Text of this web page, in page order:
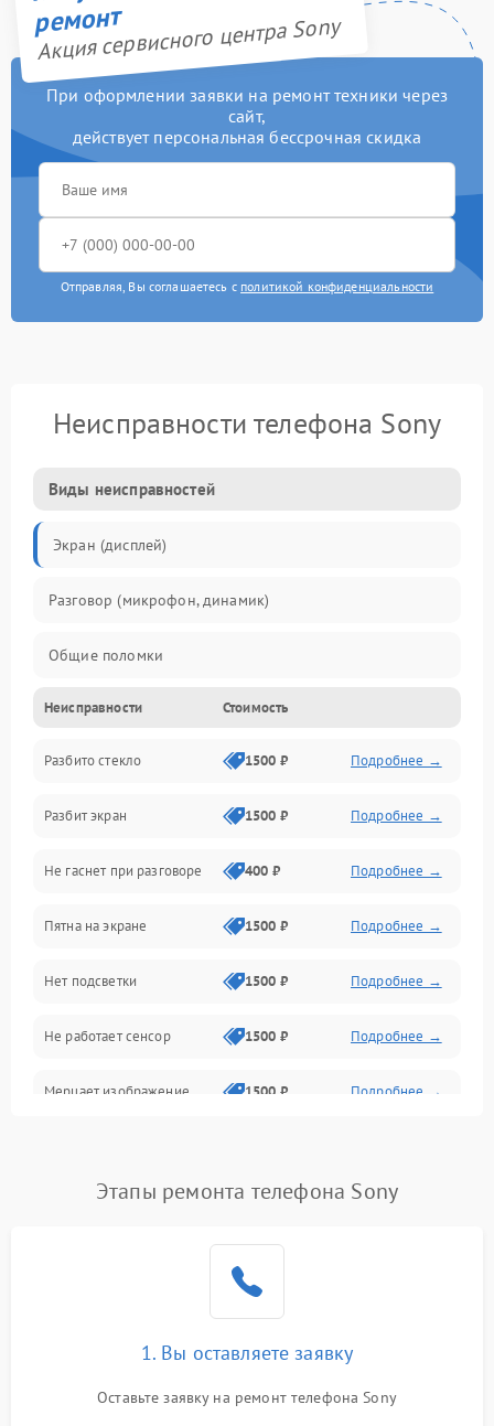
ремонт
Акция сервисного центра Sony
При оформлении заявки на ремонт техники через
сайт,
действует персональная бессрочная скидка
Отправляя, Вы соглашаетесь с политикой конфиденциальности
Неисправности телефона Sony
Виды неисправностей
Экран (дисплей)
Разговор (микрофон, динамик)
Общие поломки
Проблемы связи
Камеры
Проблемы с дисплеем и сенсором
Зарядка
Проблемы с питанием, зарядкой и аккумулятором
Проблемы с работой системы, корпусом и другие
Неисправности Стоимость
Разбито стекло 1500 ₽ Подробнее →
Разбит экран 1500 ₽ Подробнее →
Не гаснет при разговоре 400 ₽ Подробнее →
Пятна на экране 1500 ₽ Подробнее →
Нет подсветки 1500 ₽ Подробнее →
Не работает сенсор 1500 ₽ Подробнее →
Мерцает изображение 1500 ₽ Подробнее →
Не работает Face ID 4000 ₽ Подробнее →
Этапы ремонта телефона Sony
1. Вы оставляете заявку
Оставьте заявку на ремонт телефона Sony